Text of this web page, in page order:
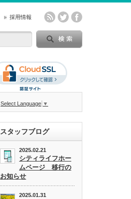
採用情報
Select Language ▼
スタッフブログ
2025.02.21
シティライフホー
ムページ 移行の
お知らせ
2025.01.31